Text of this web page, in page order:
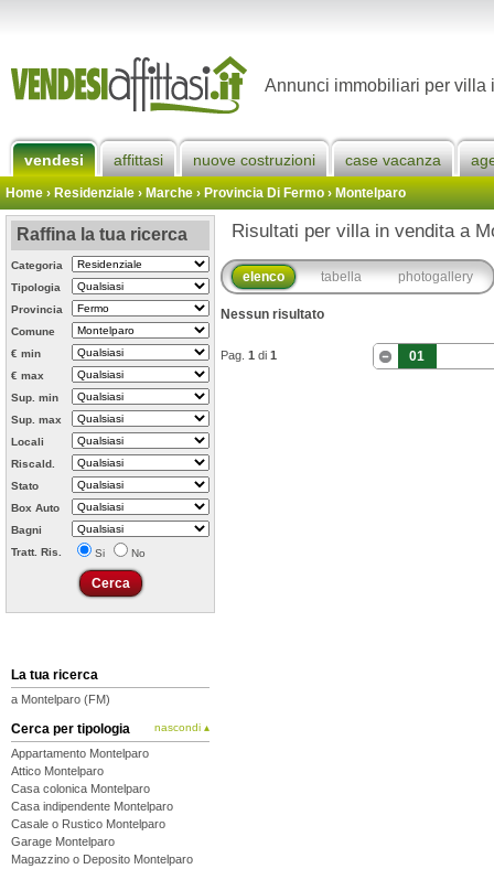
Annunci immobiliari per villa
vendesi affittasi nuove costruzioni case vacanza
Home› Residenziale › Marche ›Provincia Di Fermo›Montelparo
Raffina la tua ricerca
Categoria
Tipologia
Provincia
Comune
€ min
€ max
Sup. min
Sup. max
Locali
Riscald.
Stato
Box Auto
Bagni
Tratt. Ris.
Si No
La tua ricerca
a Montelparo (FM)
Cerca per tipologia nascondi ▴
Appartamento Montelparo
Attico Montelparo
Casa colonica Montelparo
Casa indipendente Montelparo
Casale o Rustico Montelparo
Garage Montelparo
Magazzino o Deposito Montelparo
Risultati per villa in vendita a
elenco tabella photogallery
Nessun risultato
Pag. 1 di 1 01